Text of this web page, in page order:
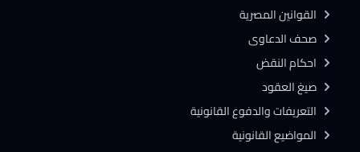
القوانين المصرية
صحف الدعاوى
احكام النقض
صيغ العقود
التعريفات والدفوع القانونية
المواضيع القانونية